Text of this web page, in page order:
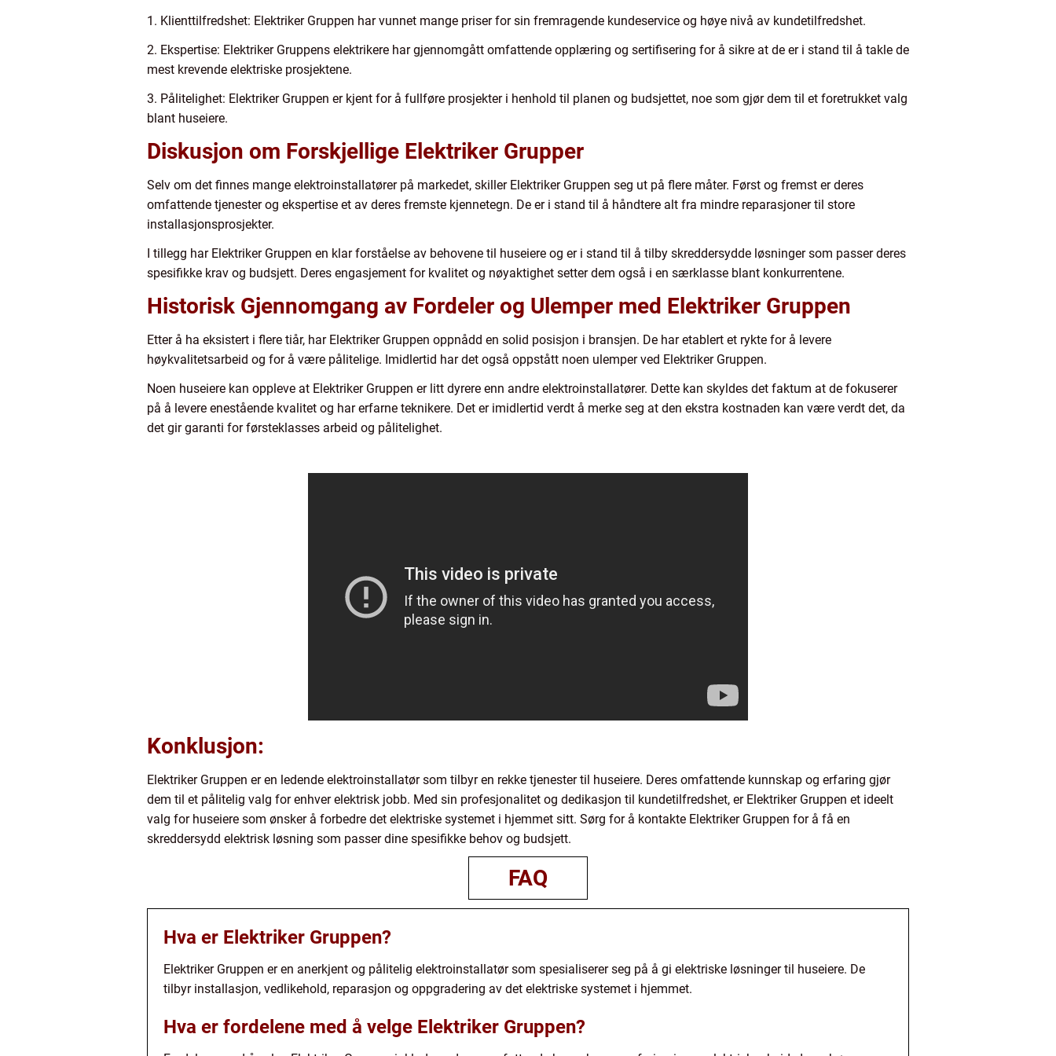
1. Klienttilfredshet: Elektriker Gruppen har vunnet mange priser for sin fremragende kundeservice og høye nivå av kundetilfredshet.
2. Ekspertise: Elektriker Gruppens elektrikere har gjennomgått omfattende opplæring og sertifisering for å sikre at de er i stand til å takle de
mest krevende elektriske prosjektene.
3. Pålitelighet: Elektriker Gruppen er kjent for å fullføre prosjekter i henhold til planen og budsjettet, noe som gjør dem til et foretrukket valg
blant huseiere.
Diskusjon om Forskjellige Elektriker Grupper
Selv om det finnes mange elektroinstallatører på markedet, skiller Elektriker Gruppen seg ut på flere måter. Først og fremst er deres
omfattende tjenester og ekspertise et av deres fremste kjennetegn. De er i stand til å håndtere alt fra mindre reparasjoner til store
installasjonsprosjekter.
I tillegg har Elektriker Gruppen en klar forståelse av behovene til huseiere og er i stand til å tilby skreddersydde løsninger som passer deres
spesifikke krav og budsjett. Deres engasjement for kvalitet og nøyaktighet setter dem også i en særklasse blant konkurrentene.
Historisk Gjennomgang av Fordeler og Ulemper med Elektriker Gruppen
Etter å ha eksistert i flere tiår, har Elektriker Gruppen oppnådd en solid posisjon i bransjen. De har etablert et rykte for å levere
høykvalitetsarbeid og for å være pålitelige. Imidlertid har det også oppstått noen ulemper ved Elektriker Gruppen.
Noen huseiere kan oppleve at Elektriker Gruppen er litt dyrere enn andre elektroinstallatører. Dette kan skyldes det faktum at de fokuserer
på å levere enestående kvalitet og har erfarne teknikere. Det er imidlertid verdt å merke seg at den ekstra kostnaden kan være verdt det, da
det gir garanti for førsteklasses arbeid og pålitelighet.
Konklusjon:
Elektriker Gruppen er en ledende elektroinstallatør som tilbyr en rekke tjenester til huseiere. Deres omfattende kunnskap og erfaring gjør
dem til et pålitelig valg for enhver elektrisk jobb. Med sin profesjonalitet og dedikasjon til kundetilfredshet, er Elektriker Gruppen et ideelt
valg for huseiere som ønsker å forbedre det elektriske systemet i hjemmet sitt. Sørg for å kontakte Elektriker Gruppen for å få en
skreddersydd elektrisk løsning som passer dine spesifikke behov og budsjett.
FAQ
Hva er Elektriker Gruppen?
Elektriker Gruppen er en anerkjent og pålitelig elektroinstallatør som spesialiserer seg på å gi elektriske løsninger til huseiere. De
tilbyr installasjon, vedlikehold, reparasjon og oppgradering av det elektriske systemet i hjemmet.
Hva er fordelene med å velge Elektriker Gruppen?